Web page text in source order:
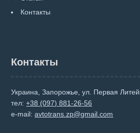
Контакты
Контакты
Украина, Запорожье, ул. Первая
тел:+38 (097) 881-26-56
e-mail:avtotrans.zp@gmail.com